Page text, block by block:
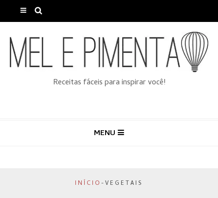
Receitas fáceis para inspirar você!
MENU
INÍCIO -VEGETAIS